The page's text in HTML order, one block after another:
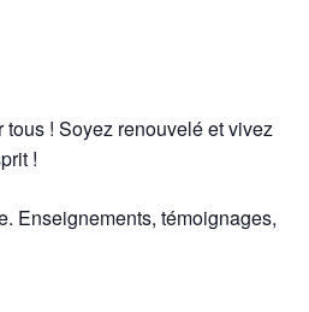
! Soyez renouvelé et vivez
!
Enseignements, témoignages,